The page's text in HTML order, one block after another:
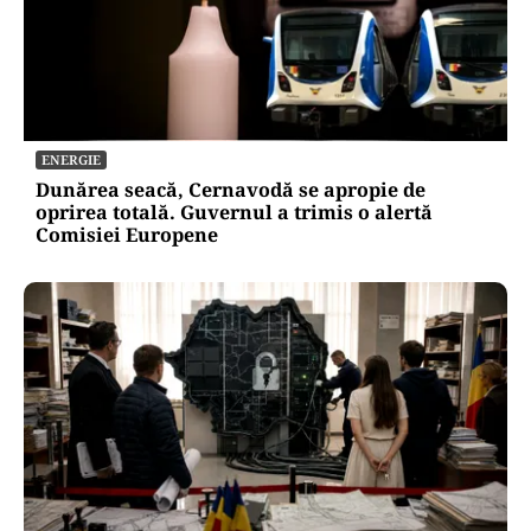
România, în fața scenariului unui posibil atac
rusesc! Orice e posibil, dar Țările Baltice și
Polonia par în prima linie!
ENERGIE